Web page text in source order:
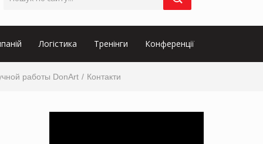
Логістика Тренінги Конференції
работы DonArt Контакти